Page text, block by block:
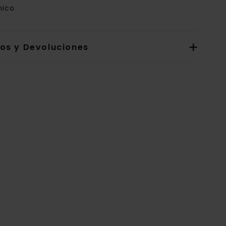
y Devoluciones